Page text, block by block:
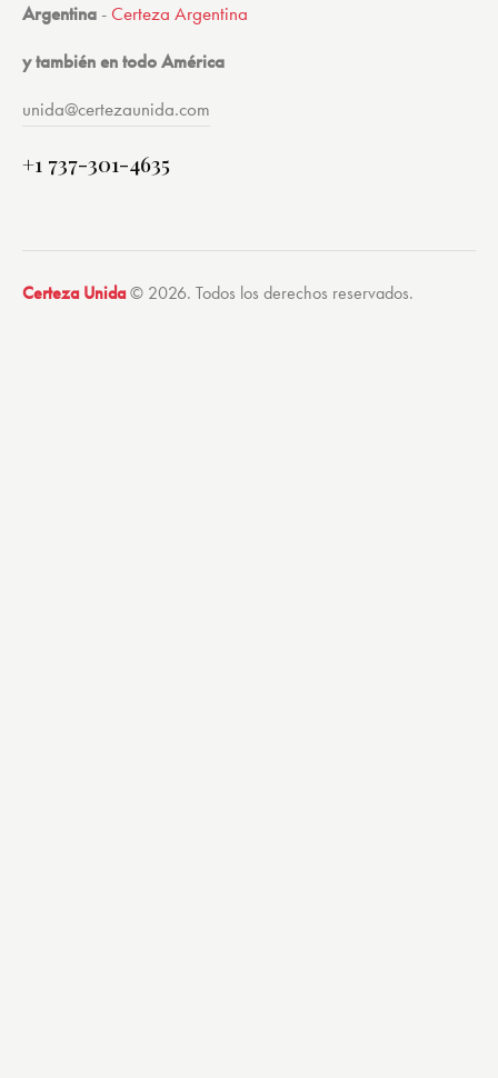
Argentina -Certeza Argentina
y también en todo América
unida@certezaunida.com
+1 737-301-4635
Certeza Unida© 2026. Todos los derechos reservados.